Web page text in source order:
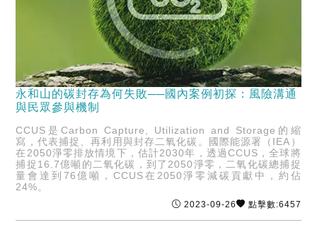
永和山的碳封存為何失敗──國內案例初探：風險溝通
與民眾參與機制
CCUS是Carbon Capture, Utilization and Storage的縮
寫，代表捕捉、再利用與封存二氧化碳。國際能源署（IEA）
在2050淨零排放情境下，估計2030年，透過CCUS，全球將
捕捉16.7億噸的二氧化碳，到了2050淨零，二氧化碳總捕捉
量會達到76億噸，CCUS在2050淨零減碳貢獻中，約佔
24%。
2023-09-26 點擊數:6457